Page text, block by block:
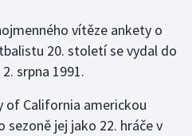
vítěze ankety o
20. století se vydal do
srpna 1991.
of California americkou
jej jako 22. hráče v